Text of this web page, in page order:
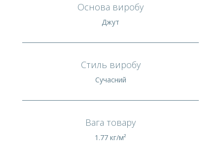
Основа виробу
Джут
Стиль виробу
Сучасний
Вага товару
1.77 кг/м²